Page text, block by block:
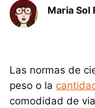
Maria Sol
Las normas de
peso o la
comodidad de